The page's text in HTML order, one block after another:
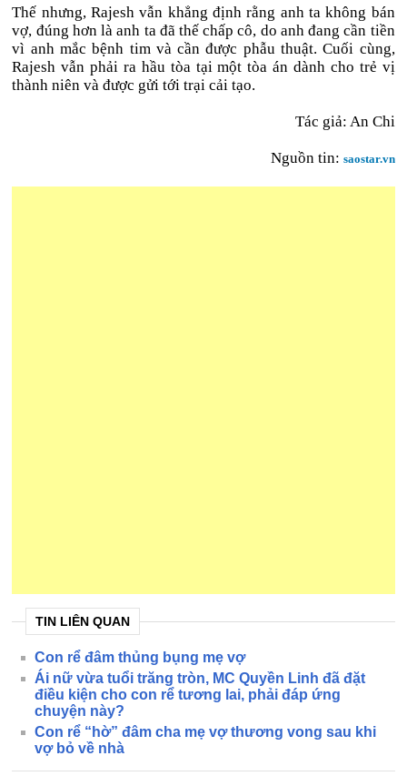
Thế nhưng, Rajesh vẫn khẳng định rằng anh ta không bán
vợ, đúng hơn là anh ta đã thế chấp cô, do anh đang cần tiền
vì anh mắc bệnh tim và cần được phẫu thuật. Cuối cùng,
Rajesh vẫn phải ra hầu tòa tại một tòa án dành cho trẻ vị
thành niên và được gửi tới trại cải tạo.
Tác giả: An Chi
Nguồn tin: saostar.vn
TIN LIÊN QUAN
Con rể đâm thủng bụng mẹ vợ
Ái nữ vừa tuổi trăng tròn, MC Quyền Linh đã đặt
điều kiện cho con rể tương lai, phải đáp ứng
chuyện này?
Con rể “hờ” đâm cha mẹ vợ thương vong sau khi
vợ bỏ về nhà